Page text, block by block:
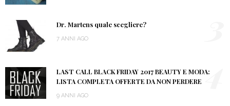
Dr. Martens quale scegliere?
7 ANNI AGO
LAST CALL BLACK FRIDAY 2017 BEAUTY E MODA:
LISTA COMPLETA OFFERTE DA NON PERDERE
9 ANNI AGO
4